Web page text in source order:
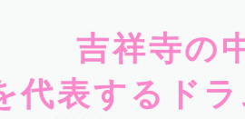
吉祥寺の
代表するドラ